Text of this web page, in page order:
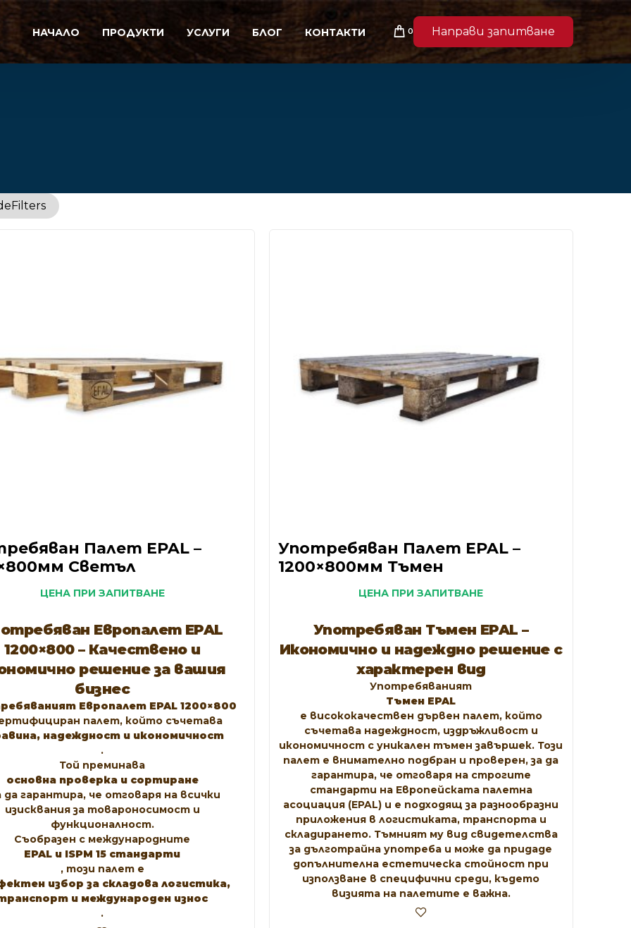
НАЧАЛО ПРОДУКТИ УСЛУГИ БЛОГ КОНТАКТИ 0 Направи запитване
Filters
Палет EPAL –
Светъл
ЦЕНА ПРИ ЗАПИТВАНЕ
Европалет EPAL
1200×800 – Качествено и
решение за вашия
бизнес
Европалет EPAL 1200×800
палет, който съчетава
надеждност и икономичност
.
Той преминава
основна проверка и сортиране
да гарантира, че отговаря на всички
изисквания за товароносимост и
функционалност.
Съобразен с международните
EPAL и ISPM 15 стандарти
, този палет е
избор за складова логистика,
и международен износ
.
Употребяван Палет EPAL –
1200×800мм Тъмен
ЦЕНА ПРИ ЗАПИТВАНЕ
Употребяван Тъмен EPAL –
Икономично и надеждно решение с
характерен вид
Употребяваният
Тъмен EPAL
е висококачествен дървен палет, който
съчетава надеждност, издръжливост и
икономичност с уникален тъмен завършек. Този
палет е внимателно подбран и проверен, за да
гарантира, че отговаря на строгите
стандарти на Европейската палетна
асоциация (EPAL) и е подходящ за разнообразни
приложения в логистиката, транспорта и
складирането. Тъмният му вид свидетелства
за дълготрайна употреба и може да придаде
допълнителна естетическа стойност при
използване в специфични среди, където
визията на палетите е важна.